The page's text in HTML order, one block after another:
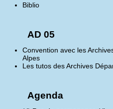
Biblio
AD 05
Convention avec les
Alpes
Les tutos des Archives
Agenda